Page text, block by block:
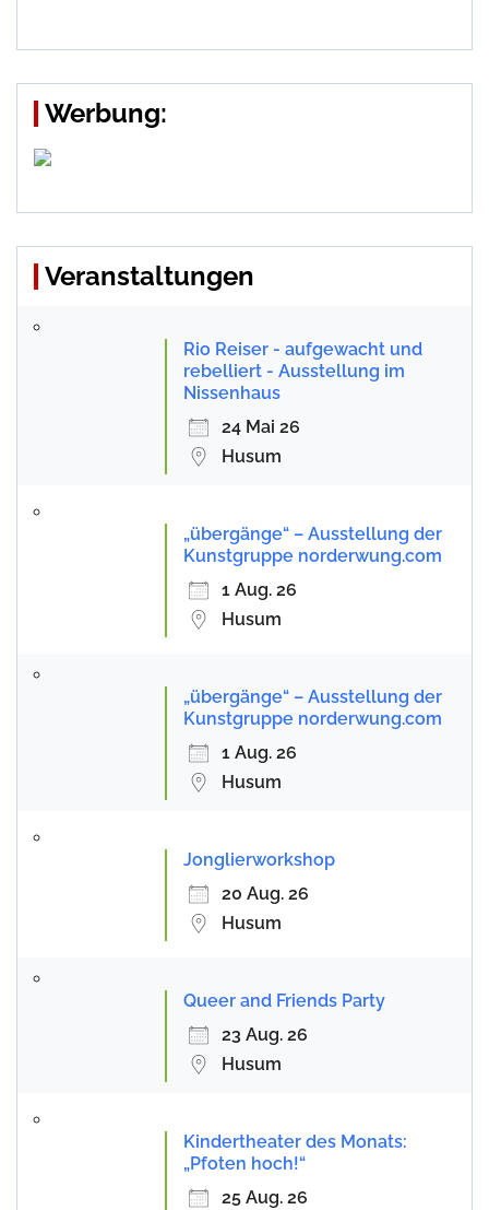
Werbung:
Veranstaltungen
Rio Reiser - aufgewacht und
rebelliert - Ausstellung im
Nissenhaus
24 Mai 26
Husum
„übergänge“ – Ausstellung der
Kunstgruppe norderwung.com
1 Aug. 26
Husum
„übergänge“ – Ausstellung der
Kunstgruppe norderwung.com
1 Aug. 26
Husum
Jonglierworkshop
20 Aug. 26
Husum
Queer and Friends Party
23 Aug. 26
Husum
Kindertheater des Monats:
„Pfoten hoch!“
25 Aug. 26